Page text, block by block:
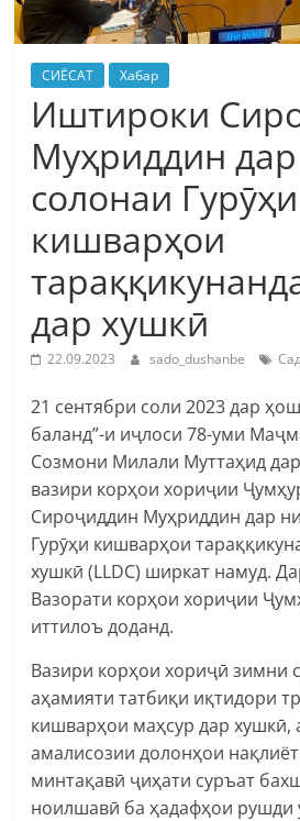
СИЁСАТ Хабар
Иштироки
Муҳриддин
солонаи Гурӯҳи
кишварҳои
дар хушкӣ
22.09.2023 sado_dushanbe
21 сентябри соли 2023 дар
баланд”-и иҷлоси 78-уми
Созмони Милали Муттаҳид
вазири корҳои хориҷии
Сироҷиддин Муҳриддин дар
Гурӯҳи кишварҳои
хушкӣ (LLDC) ширкат намуд.
Вазорати корҳои хориҷии
иттилоъ доданд.
Вазири корҳои хориҷӣ зимни
аҳамияти татбиқи иқтидори
кишварҳои маҳсур дар хушкӣ,
амалисозии долонҳои
минтақавӣ ҷиҳати суръат
ноилшавӣ ба ҳадафҳои рушди